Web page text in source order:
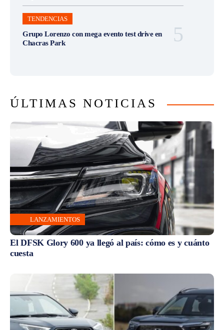
TENDENCIAS
Grupo Lorenzo con mega evento test drive en
Chacras Park
ÚLTIMAS NOTICIAS
LANZAMIENTOS
El DFSK Glory 600 ya llegó al país: cómo es y cuánto
cuesta